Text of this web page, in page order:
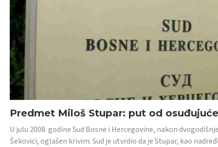
Predmet Miloš Stupar: put od
U julu 2008. godine Sud Bosne i Hercegovine, nakon
Šekovići, oglašen krivim. Sud je utvrdio da je Stupar, kao